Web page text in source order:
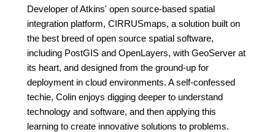
Developer of Atkins' open source-based spatial
integration platform, CIRRUSmaps, a solution built on
the best breed of open source spatial software,
including PostGIS and OpenLayers, with GeoServer at
its heart, and designed from the ground-up for
deployment in cloud environments. A self-confessed
techie, Colin enjoys digging deeper to understand
technology and software, and then applying this
learning to create innovative solutions to problems.